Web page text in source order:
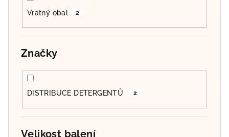
Vratný obal 2
Značky
DISTRIBUCE DETERGENTŮ 2
Velikost balení